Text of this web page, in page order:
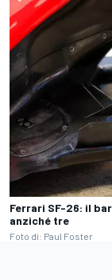
Ferrari SF-26: il
anziché tre
Foto di: Paul Foster